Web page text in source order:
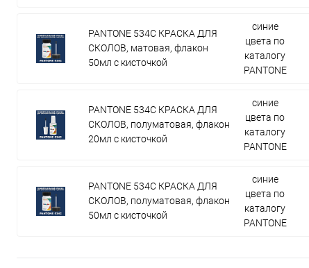
PANTONE 534C КРАСКА ДЛЯ
СКОЛОВ, матовая, флакон
50мл с кисточкой
синие
цвета по
каталогу
PANTONE
PANTONE 534C КРАСКА ДЛЯ
СКОЛОВ, полуматовая, флакон
20мл с кисточкой
синие
цвета по
каталогу
PANTONE
PANTONE 534C КРАСКА ДЛЯ
СКОЛОВ, полуматовая, флакон
50мл с кисточкой
синие
цвета по
каталогу
PANTONE